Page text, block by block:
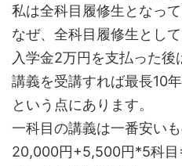
私は全科目履修生となって
なぜ、全科目履修生とし
入学金2万円を支払った
講義を受講すれば最長10
という点にあります。
一科目の講義は一番安い
20,000円+5,500円*5科目